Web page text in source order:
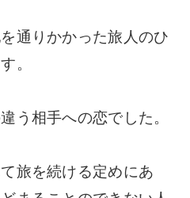
通りかかった旅人のひ
。
う相手への恋でした。
旅を続ける定めにあ